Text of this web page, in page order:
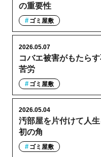
の重要性
ゴミ屋敷
コバエ被害がもたら
苦労
2026.05.07
ゴミ屋敷
汚部屋を片付けて人
初の角
2026.05.04
ゴミ屋敷